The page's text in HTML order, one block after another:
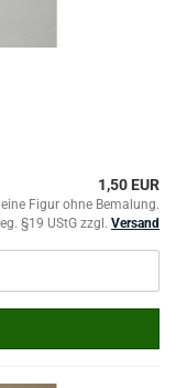
1,50 EUR
Figur ohne Bemalung.
§19 UStG zzgl. Versand